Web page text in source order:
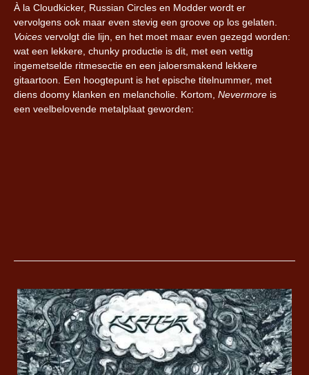
À la Cloudkicker, Russian Circles en Modder wordt er
vervolgens ook maar even stevig een groove op los gelaten.
Voices vervolgt die lijn, en het moet maar even gezegd worden:
wat een lekkere, chunky productie is dit, met een vettig
ingemetselde ritmesectie en een jaloersmakend lekkere
gitaartoon. Een hoogtepunt is het epische titelnummer, met
diens doomy klanken en melancholie. Kortom, Nevermore is
een veelbelovende metalplaat geworden: